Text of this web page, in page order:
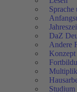
Sprache
DaZ
Andere
Konzept
Studium